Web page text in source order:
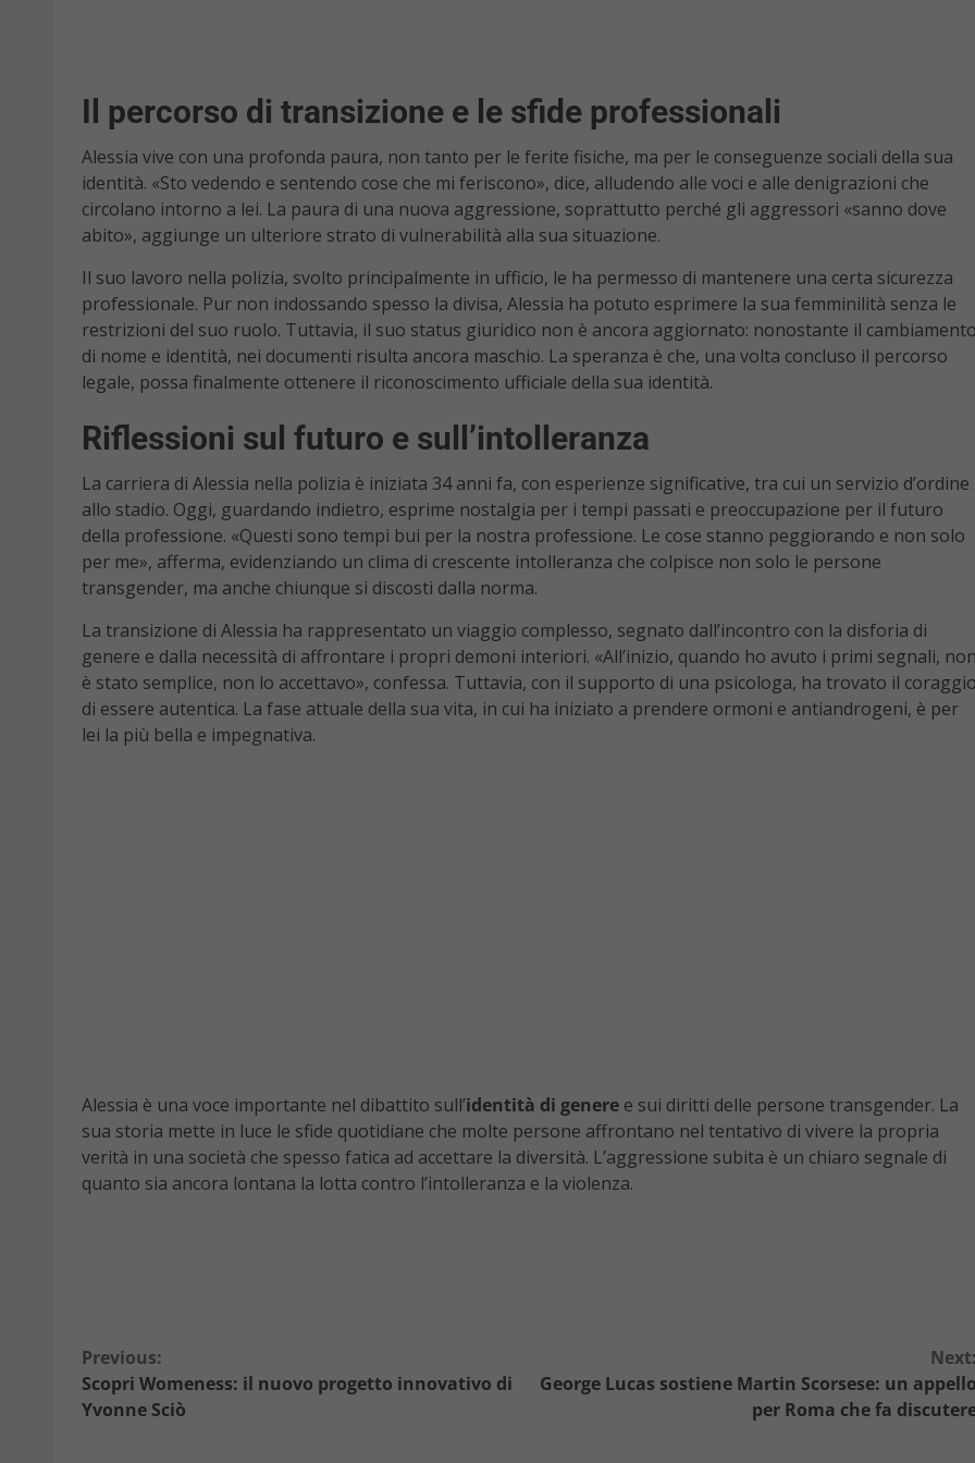
Il percorso di transizione e le sfide professionali
Alessia vive con una profonda paura, non tanto per le ferite fisiche, ma per le conseguenze sociali della sua
identità. «Sto vedendo e sentendo cose che mi feriscono», dice, alludendo alle voci e alle denigrazioni che
circolano intorno a lei. La paura di una nuova aggressione, soprattutto perché gli aggressori «sanno dove
abito», aggiunge un ulteriore strato di vulnerabilità alla sua situazione.
Il suo lavoro nella polizia, svolto principalmente in ufficio, le ha permesso di mantenere una certa sicurezza
professionale. Pur non indossando spesso la divisa, Alessia ha potuto esprimere la sua femminilità senza le
restrizioni del suo ruolo. Tuttavia, il suo status giuridico non è ancora aggiornato: nonostante il
di nome e identità, nei documenti risulta ancora maschio. La speranza è che, una volta concluso il percorso
legale, possa finalmente ottenere il riconoscimento ufficiale della sua identità.
Riflessioni sul futuro e sull’intolleranza
La carriera di Alessia nella polizia è iniziata 34 anni fa, con esperienze significative, tra cui un servizio d’ordine
allo stadio. Oggi, guardando indietro, esprime nostalgia per i tempi passati e preoccupazione per il futuro
della professione. «Questi sono tempi bui per la nostra professione. Le cose stanno peggiorando e non solo
per me», afferma, evidenziando un clima di crescente intolleranza che colpisce non solo le persone
transgender, ma anche chiunque si discosti dalla norma.
La transizione di Alessia ha rappresentato un viaggio complesso, segnato dall’incontro con la disforia di
genere e dalla necessità di affrontare i propri demoni interiori. «All’inizio, quando ho avuto i primi segnali,
è stato semplice, non lo accettavo», confessa. Tuttavia, con il supporto di una psicologa, ha trovato il
di essere autentica. La fase attuale della sua vita, in cui ha iniziato a prendere ormoni e antiandrogeni, è per
lei la più bella e impegnativa.
Alessia è una voce importante nel dibattito sull’identità di genere e sui diritti delle persone transgender. La
sua storia mette in luce le sfide quotidiane che molte persone affrontano nel tentativo di vivere la propria
verità in una società che spesso fatica ad accettare la diversità. L’aggressione subita è un chiaro segnale di
quanto sia ancora lontana la lotta contro l’intolleranza e la violenza.
Continue
Reading
Previous:
Scopri Womeness: il nuovo progetto innovativo di
Yvonne Sciò
George Lucas sostiene Martin Scorsese: un
per Roma che fa